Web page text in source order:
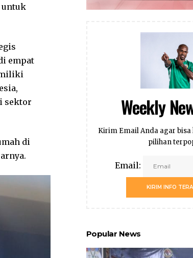
untuk
empat
sektor
di
Weekly
Kirim Email Anda agar
pilihan
Email:
KIRIM INFO
Popular News